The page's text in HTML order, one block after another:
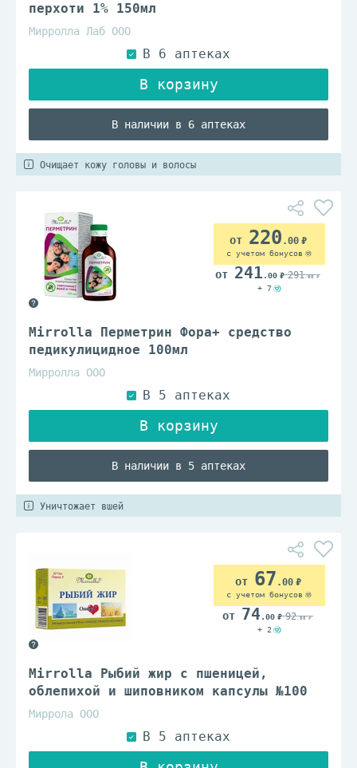
перхоти 1% 150мл
Мирролла Лаб ООО
В наличии в 6 аптеках
Очищает кожу головы и волосы
Mirrolla Перметрин Фора+ средство
педикулицидное 100мл
Мирролла ООО
В наличии в 5 аптеках
220 .00
с учетом бонусов
241 .00 291.00
+ 7
Уничтожает вшей
Mirrolla Рыбий жир с пшеницей,
облепихой и шиповником капсулы №100
Миррола ООО
67 .00
с учетом бонусов
74.00 92.00
+ 2